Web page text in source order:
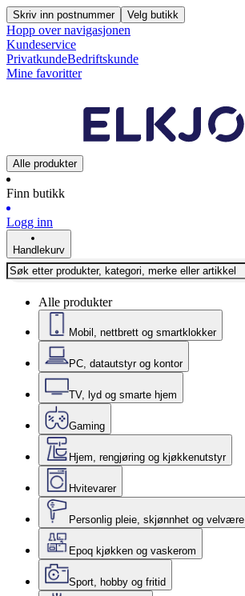
Skriv inn postnummer Velg butikk
Hopp over navigasjonen
Kundeservice
PrivatkundeBedriftskunde
Mine favoritter
Alle produkter
Finn butikk
Logg inn
Handlekurv
Alle produkter
Mobil, nettbrett og smartklokker
PC, datautstyr og kontor
TV, lyd og smarte hjem
Gaming
Hjem, rengjøring og kjøkkenutstyr
Hvitevarer
Personlig pleie, skjønnhet og velvære
Epoq kjøkken og vaskerom
Sport, hobby og fritid